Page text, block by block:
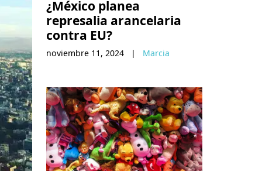
¿México planea
represalia arancelaria
contra EU?
noviembre 11, 2024 | Marcia